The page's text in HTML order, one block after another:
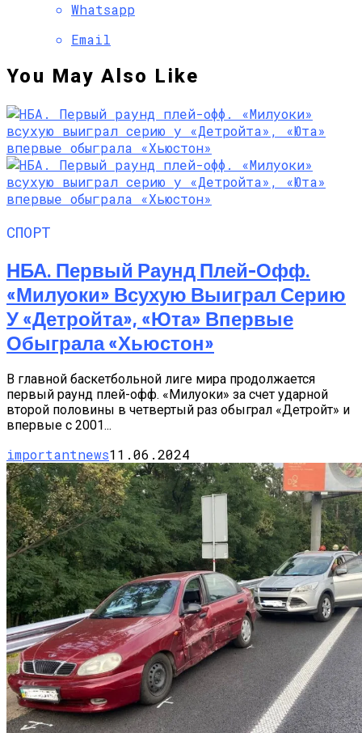
Whatsapp
Email
You May Also Like
СПОРТ
НБА. Первый Раунд Плей-Офф.
«Милуоки» Всухую Выиграл Серию
У «Детройта», «Юта» Впервые
Обыграла «Хьюстон»
В главной баскетбольной лиге мира продолжается
первый раунд плей-офф. «Милуоки» за счет ударной
второй половины в четвертый раз обыграл «Детройт» и
впервые с 2001...
importantnews11.06.2024